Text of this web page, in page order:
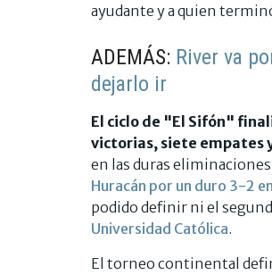
ayudante y a quien
ADEMÁS: River va
dejarlo ir
El ciclo de "El Sifón"
victorias, siete empates
en las duras
Huracán por un duro 3-2
podido definir ni el
Universidad Católica.
El torneo continental